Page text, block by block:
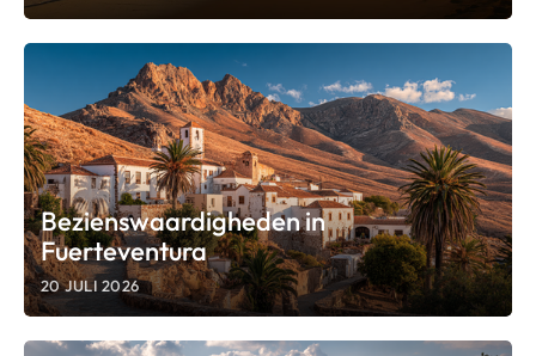
Bezienswaardigheden in
Fuerteventura
20 JULI 2026